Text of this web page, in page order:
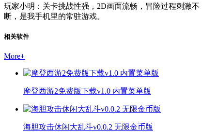
玩家小明：关卡挑战性强，2D画面流畅，冒险过程刺激不
断，是我手机里的常驻游戏。
相关软件
More+
摩登西游2免费版下载v1.0 内置菜单版
海胆攻击休闲大乱斗v0.0.2 无限金币版